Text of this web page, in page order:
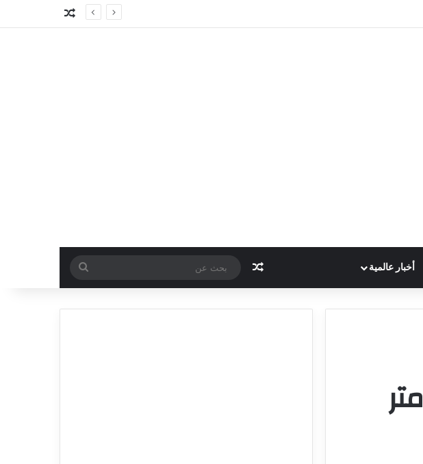
مقال عشوائي
أخبار عالمية مقال عشوائي
بحث
عن
أحمد الجوادي بطل العالم في 1500 متر